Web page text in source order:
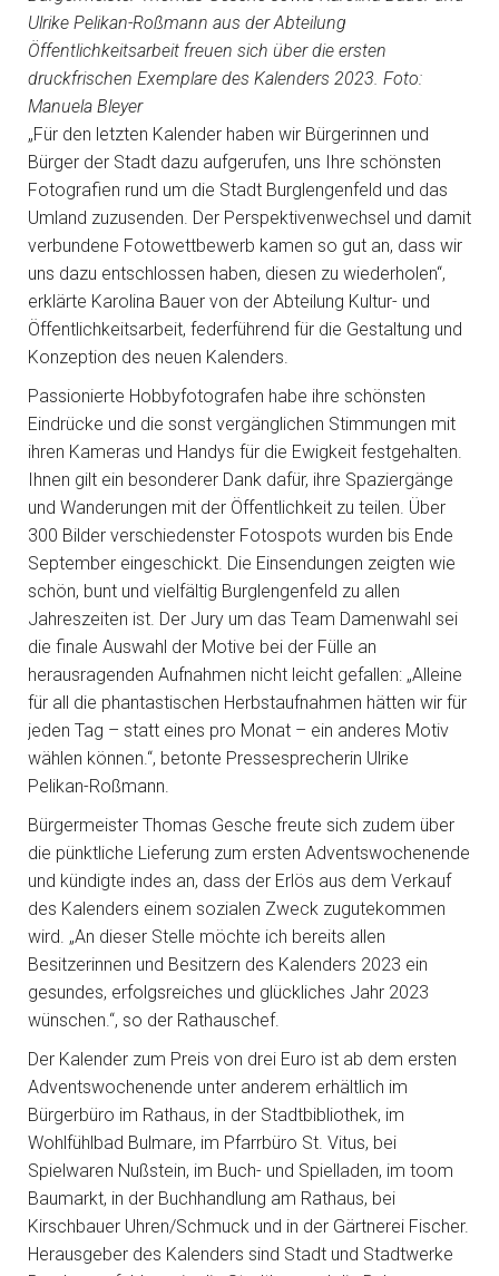
Ulrike Pelikan-Roßmann aus der Abteilung
Öffentlichkeitsarbeit freuen sich über die ersten
druckfrischen Exemplare des Kalenders 2023. Foto:
Manuela Bleyer
„Für den letzten Kalender haben wir Bürgerinnen und
Bürger der Stadt dazu aufgerufen, uns Ihre schönsten
Fotografien rund um die Stadt Burglengenfeld und das
Umland zuzusenden. Der Perspektivenwechsel und damit
verbundene Fotowettbewerb kamen so gut an, dass wir
uns dazu entschlossen haben, diesen zu wiederholen“,
erklärte Karolina Bauer von der Abteilung Kultur- und
Öffentlichkeitsarbeit, federführend für die Gestaltung und
Konzeption des neuen Kalenders.
Passionierte Hobbyfotografen habe ihre schönsten
Eindrücke und die sonst vergänglichen Stimmungen mit
ihren Kameras und Handys für die Ewigkeit festgehalten.
Ihnen gilt ein besonderer Dank dafür, ihre Spaziergänge
und Wanderungen mit der Öffentlichkeit zu teilen. Über
300 Bilder verschiedenster Fotospots wurden bis Ende
September eingeschickt. Die Einsendungen zeigten wie
schön, bunt und vielfältig Burglengenfeld zu allen
Jahreszeiten ist. Der Jury um das Team Damenwahl sei
die finale Auswahl der Motive bei der Fülle an
herausragenden Aufnahmen nicht leicht gefallen: „Alleine
für all die phantastischen Herbstaufnahmen hätten wir für
jeden Tag – statt eines pro Monat – ein anderes Motiv
wählen können.“, betonte Pressesprecherin Ulrike
Pelikan-Roßmann.
Bürgermeister Thomas Gesche freute sich zudem über
die pünktliche Lieferung zum ersten Adventswochenende
und kündigte indes an, dass der Erlös aus dem Verkauf
des Kalenders einem sozialen Zweck zugutekommen
wird. „An dieser Stelle möchte ich bereits allen
Besitzerinnen und Besitzern des Kalenders 2023 ein
gesundes, erfolgsreiches und glückliches Jahr 2023
wünschen.“, so der Rathauschef.
Der Kalender zum Preis von drei Euro ist ab dem ersten
Adventswochenende unter anderem erhältlich im
Bürgerbüro im Rathaus, in der Stadtbibliothek, im
Wohlfühlbad Bulmare, im Pfarrbüro St. Vitus, bei
Spielwaren Nußstein, im Buch- und Spielladen, im toom
Baumarkt, in der Buchhandlung am Rathaus, bei
Kirschbauer Uhren/Schmuck und in der Gärtnerei Fischer.
Herausgeber des Kalenders sind Stadt und Stadtwerke